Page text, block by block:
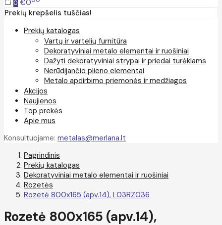
0 €0
Prekių krepšelis tuščias!
Prekių katalogas
Vartų ir vartelių furnitūra
Dekoratyviniai metalo elementai ir ruošiniai
Dažyti dekoratyviniai strypai ir priedai turėklams
Nerūdijančio plieno elementai
Metalo apdirbimo priemonės ir medžiagos
Akcijos
Naujienos
Top prekės
Apie mus
Konsultuojame: metalas@merlana.lt
Pagrindinis
Prekių katalogas
Dekoratyviniai metalo elementai ir ruošiniai
Rozetės
Rozetė 800x165 (apv.14), L03RZ036
Rozetė 800x165 (apv.14),